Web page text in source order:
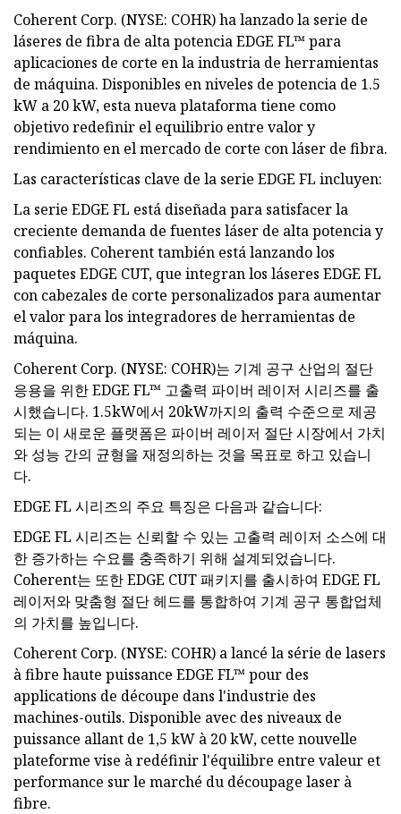
Coherent Corp. (NYSE: COHR) ha lanzado la serie de
láseres de fibra de alta potencia EDGE FL™ para
aplicaciones de corte en la industria de herramientas
de máquina. Disponibles en niveles de potencia de 1.5
kW a 20 kW, esta nueva plataforma tiene como
objetivo redefinir el equilibrio entre valor y
rendimiento en el mercado de corte con láser de fibra.
Las características clave de la serie EDGE FL incluyen:
La serie EDGE FL está diseñada para satisfacer la
creciente demanda de fuentes láser de alta potencia y
confiables. Coherent también está lanzando los
paquetes EDGE CUT, que integran los láseres EDGE FL
con cabezales de corte personalizados para aumentar
el valor para los integradores de herramientas de
máquina.
Coherent Corp. (NYSE: COHR)는 기계 공구 산업의 절단
응용을 위한 EDGE FL™ 고출력 파이버 레이저 시리즈를 출
시했습니다. 1.5kW에서 20kW까지의 출력 수준으로 제공
되는 이 새로운 플랫폼은 파이버 레이저 절단 시장에서 가치
와 성능 간의 균형을 재정의하는 것을 목표로 하고 있습니
다.
EDGE FL 시리즈의 주요 특징은 다음과 같습니다:
EDGE FL 시리즈는 신뢰할 수 있는 고출력 레이저 소스에 대
한 증가하는 수요를 충족하기 위해 설계되었습니다.
Coherent는 또한 EDGE CUT 패키지를 출시하여 EDGE FL
레이저와 맞춤형 절단 헤드를 통합하여 기계 공구 통합업체
의 가치를 높입니다.
Coherent Corp. (NYSE: COHR) a lancé la série de lasers
à fibre haute puissance EDGE FL™ pour des
applications de découpe dans l'industrie des
machines-outils. Disponible avec des niveaux de
puissance allant de 1,5 kW à 20 kW, cette nouvelle
plateforme vise à redéfinir l'équilibre entre valeur et
performance sur le marché du découpage laser à
fibre.